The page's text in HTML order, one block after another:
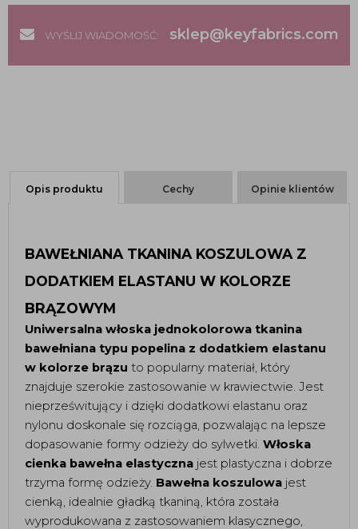
WYŚLIJ WIADOMOŚĆ: sklep@keyfabrics.com
Opis produktu Cechy Opinie klientów
BAWEŁNIANA TKANINA KOSZULOWA Z
DODATKIEM ELASTANU W KOLORZE
BRĄZOWYM
Uniwersalna włoska jednokolorowa tkanina
bawełniana typu popelina z dodatkiem elastanu
w kolorze brązu to popularny materiał, który
znajduje szerokie zastosowanie w krawiectwie. Jest
nieprześwitujący i dzięki dodatkowi elastanu oraz
nylonu doskonale się rozciąga, pozwalając na lepsze
dopasowanie formy odzieży do sylwetki. Włoska
cienka bawełna elastyczna jest plastyczna i dobrze
trzyma formę odzieży. Bawełna koszulowa jest
cienką, idealnie gładką tkaniną, która została
wyprodukowana z zastosowaniem klasycznego,